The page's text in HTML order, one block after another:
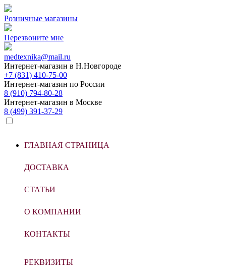
Розничные магазины
Перезвоните мне
medtexnika@mail.ru
Интернет-магазин в Н.Новгороде
+7 (831) 410-75-00
Интернет-магазин по России
8 (910) 794-80-28
Интернет-магазин в Москве
8 (499) 391-37-29
ГЛАВНАЯ СТРАНИЦА
ДОСТАВКА
СТАТЬИ
О КОМПАНИИ
КОНТАКТЫ
РЕКВИЗИТЫ